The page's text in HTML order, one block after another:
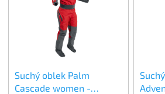
Suchý oblek Palm
Cascade women -